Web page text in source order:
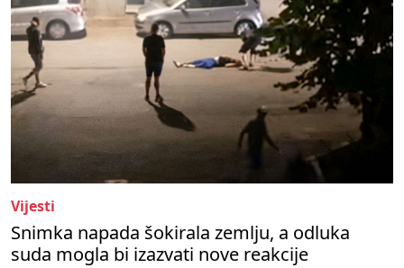
Vijesti
Snimka napada šokirala zemlju, a odluka
suda mogla bi izazvati nove reakcije